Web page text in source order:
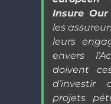
Insure
les
leurs
envers
doivent
d’investir
projets